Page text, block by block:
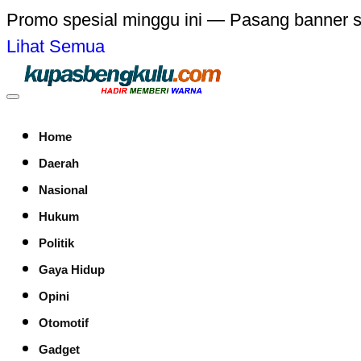
Promo spesial minggu ini — Pasang banner
Lihat Semua
Home
Daerah
Nasional
Hukum
Politik
Gaya Hidup
Opini
Otomotif
Gadget